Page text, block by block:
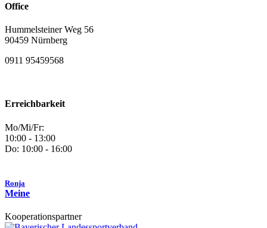
Office
Hummelsteiner Weg 56
90459 Nürnberg
0911 95459568
Erreichbarkeit
Mo/Mi/Fr:
10:00 - 13:00
Do: 10:00 - 16:00
Ronja
Meine
Kooperationspartner